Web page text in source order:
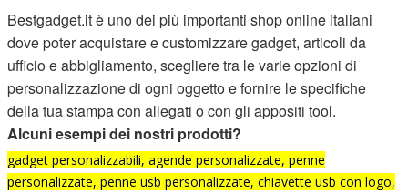
Bestgadget.it è uno dei più importanti shop online italiani
dove poter acquistare e customizzare gadget, articoli da
ufficio e abbigliamento, scegliere tra le varie opzioni di
personalizzazione di ogni oggetto e fornire le specifiche
della tua stampa con allegati o con gli appositi tool.
Alcuni esempi dei nostri prodotti?
gadget personalizzabili, agende personalizzate, penne
personalizzate, penne usb personalizzate, chiavette usb con logo,